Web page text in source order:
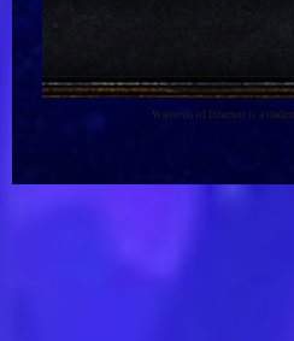
Warlords of Draenor is a